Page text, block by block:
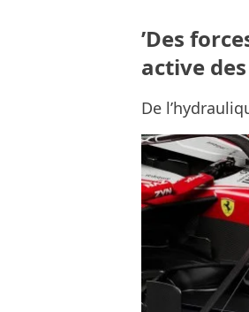
’Des
active
De